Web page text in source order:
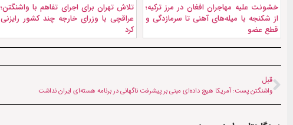
خشونت علیه مهاجران افغان در مرز ترکیه؛
از شکنجه با میله‌های آهنی تا سرمازدگی و
قطع عضو
تلاش تهران برای اجرای تفاهم با واشنگتن؛
عراقچی با وزرای خارجه چند کشور رایزنی
کرد
قبل
واشنگتن پست: آمریکا هیچ داده‌ای مبنی بر پیشرفت ناگهانی در برنامه هسته‌ای ایران نداشت